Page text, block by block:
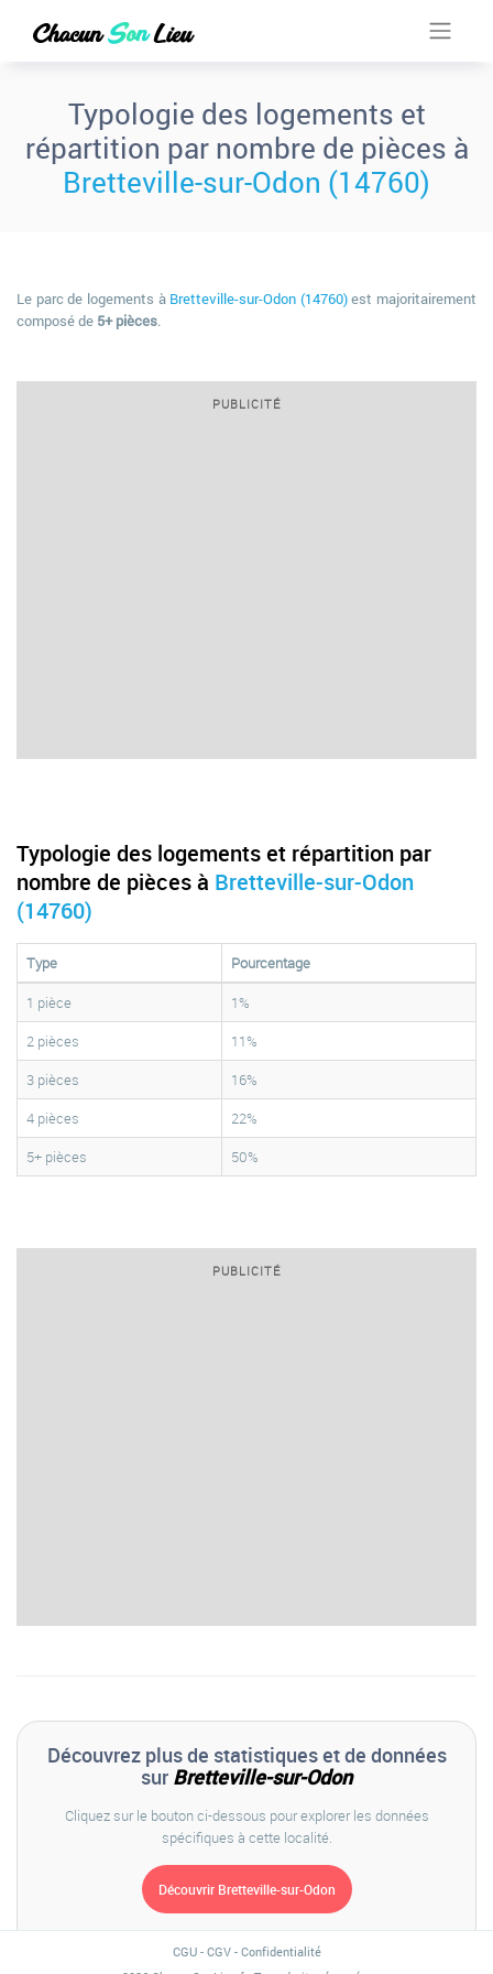
Typologie des logements et
répartition par nombre de pièces à
Bretteville-sur-Odon (14760)
Le parc de logements à Bretteville-sur-Odon (14760)est majoritairement
composé de 5+ pièces.
PUBLICITÉ
Typologie des logements et répartition par
nombre de pièces à Bretteville-sur-Odon
(14760)
Type
Pourcentage
1 pièce
1%
2 pièces
11%
3 pièces
16%
4 pièces
22%
5+ pièces
50%
PUBLICITÉ
Découvrez plus de statistiques et de données
sur Bretteville-sur-Odon
Cliquez sur le bouton ci-dessous pour explorer les données
spécifiques à cette localité.
CGU- CGV- Confidentialité